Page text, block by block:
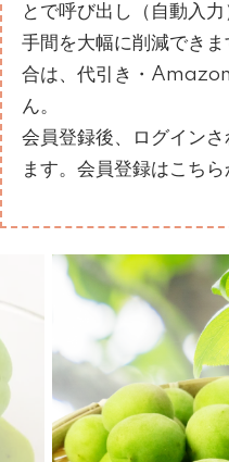
とで呼び出し（自動入
手間を大幅に削減でき
合は、代引き・
ん。
会員登録後、ログイン
ます。 会員登録はこち